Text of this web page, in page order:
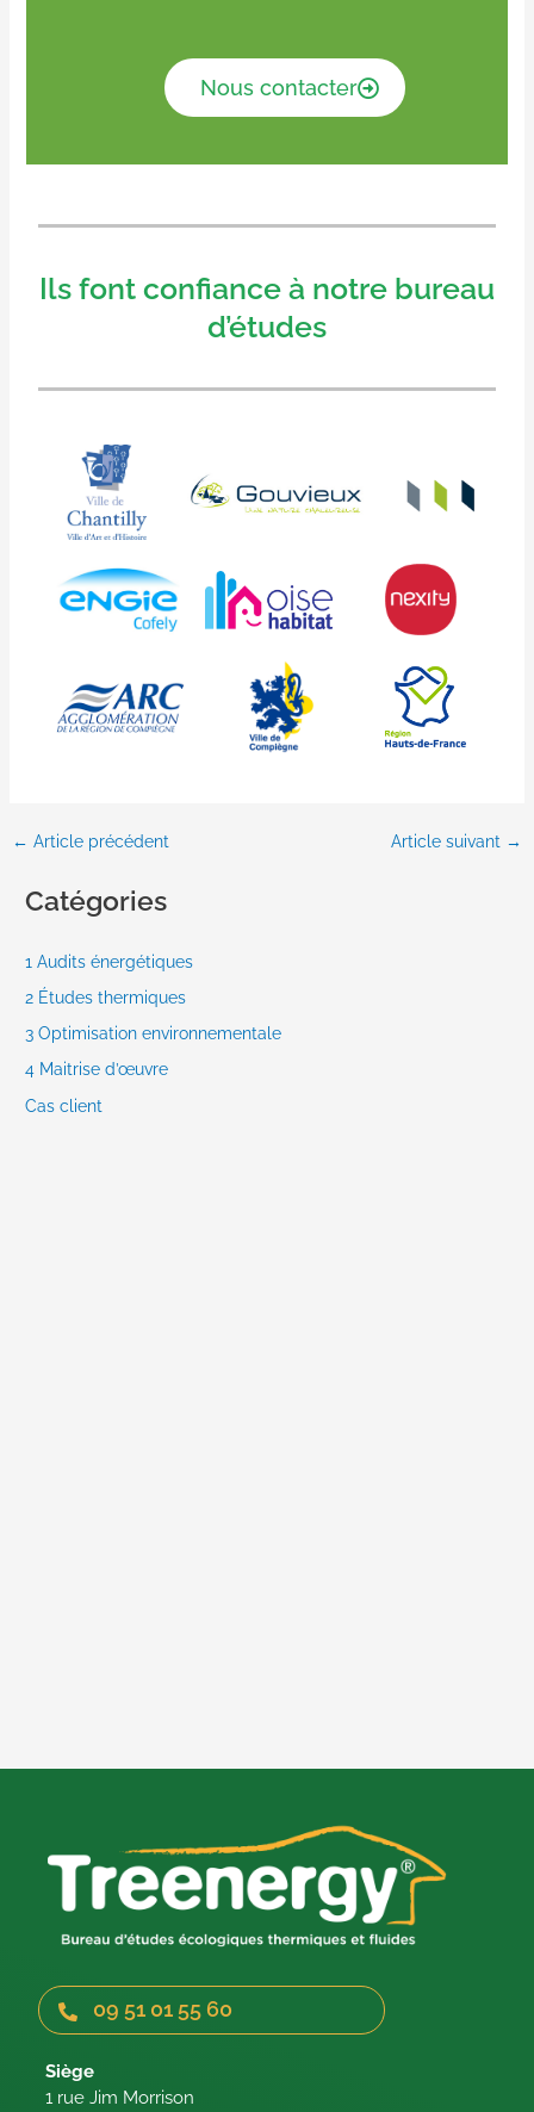
Nous contacter
Ils font confiance à notre bureau
d’études
← Article précédent Article suivant →
Catégories
1 Audits énergétiques
2 Études thermiques
3 Optimisation environnementale
4 Maitrise d’œuvre
Cas client
09 51 01 55 60
Siège
1 rue Jim Morrison